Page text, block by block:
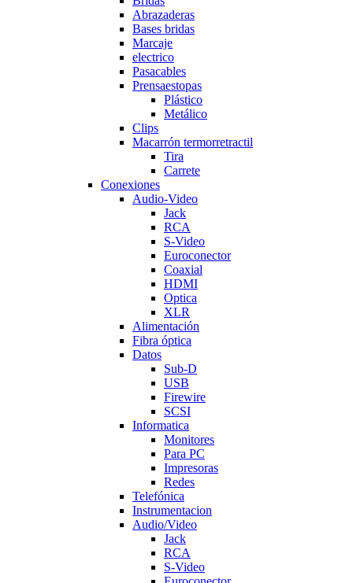
Abrazaderas
Bases bridas
Marcaje
electrico
Pasacables
Prensaestopas
Plástico
Metálico
Clips
Macarrón termorretractil
Tira
Carrete
Conexiones
Audio-Video
Jack
RCA
S-Video
Euroconector
Coaxial
HDMI
Optica
XLR
Alimentación
Fibra óptica
Datos
Sub-D
USB
Firewire
SCSI
Informatica
Monitores
Para PC
Impresoras
Redes
Telefónica
Instrumentacion
Audio/Video
Jack
RCA
S-Video